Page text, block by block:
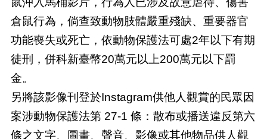
倉鼠行為，倘查致動物肢體嚴重殘缺、重要器官
功能喪失或死亡，依動物保護法可處2年以下有期
徒刑，併科新臺幣20萬元以上200萬元以下罰
金。
另將該影像刊登於Instagram供他人觀賞的民眾因
案涉動物保護法第 27-1 條：散布或播送違反第六
條之文字、圖畫、聲音、影像或其他物品供人觀